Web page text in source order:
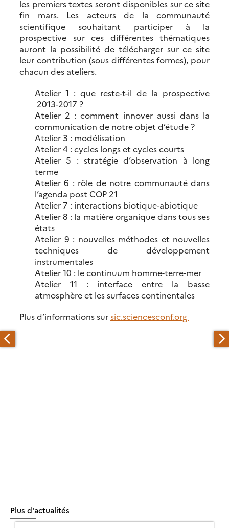
les premiers textes seront disponibles sur ce site
fin mars. Les acteurs de la communauté
scientifique souhaitant participer à la
prospective sur ces différentes thématiques
auront la possibilité de télécharger sur ce site
leur contribution (sous différentes formes), pour
chacun des ateliers.
Atelier 1 : que reste-t-il de la prospective
2013-2017 ?
Atelier 2 : comment innover aussi dans la
communication de notre objet d’étude ?
Atelier 3 : modélisation
Atelier 4 : cycles longs et cycles courts
Atelier 5 : stratégie d’observation à long
terme
Atelier 6 : rôle de notre communauté dans
l’agenda post COP 21
Atelier 7 : interactions biotique-abiotique
Atelier 8 : la matière organique dans tous ses
états
Atelier 9 : nouvelles méthodes et nouvelles
techniques de développement
instrumentales
Atelier 10 : le continuum homme-terre-mer
Atelier 11 : interface entre la basse
atmosphère et les surfaces continentales
Plus d’informations sursic.sciencesconf.org
Plus d'actualités